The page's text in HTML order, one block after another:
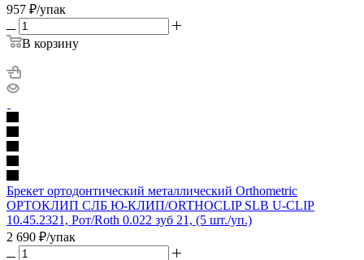
957 ₽/упак
В корзину
Брекет ортодонтический металлический Orthometric
ОРТОКЛИП СЛБ Ю-КЛИП/ORTHOCLIP SLB U-CLIP
10.45.2321, Рот/Roth 0.022 зуб 21, (5 шт./уп.)
2 690 ₽/упак